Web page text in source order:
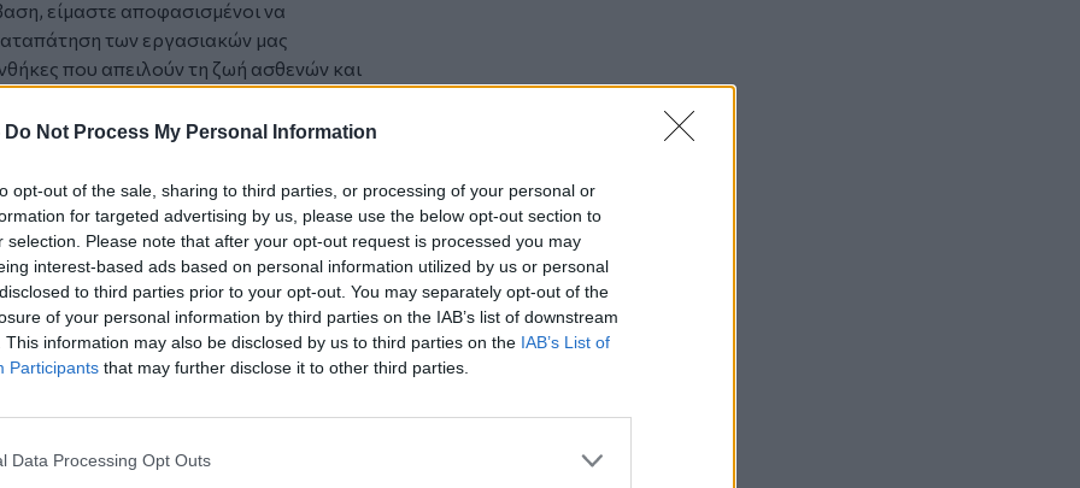
Do Not Process My Personal Information
opt-out of the sale, sharing to third parties, or processing of your personal or
for targeted advertising by us, please use the below opt-out section to
selection. Please note that after your opt-out request is processed you may
interest-based ads based on personal information utilized by us or personal
to third parties prior to your opt-out. You may separately opt-out of the
of your personal information by third parties on the IAB’s list of downstream
This information may also be disclosed by us to third parties on the IAB’s List of
Participants that may further disclose it to other third parties.
Data Processing Opt Outs
είμαστε αποφασισμένοι να
των εργασιακών μας
που απειλούν τη ζωή ασθενών και
προσθέτοντας ότι η
άνοιγμα όλων των κλειστών κλινών
με μόνιμο προσωπικό, ώστε να
και έγκαιρης χειρουργικής
οποίος δεν έβρισκε κρεβάτι ΜΕΘ σε
του Βενιζελείου στις 3:30 π.μ., όταν
για έναν χρόνο, αναδεικνύει
της υποστελέχωσης και της
κυβερνήσεις και τις διοικήσεις. Οι
αποκλειστικά στη μείωση του κόστους,
και τους εργαζόμενους. Η
οι επτά σοβαρά, από σύγκρουση δύο
τραμ - Δείτε βίντεο